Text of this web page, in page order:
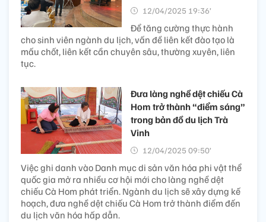
12/04/2025 19:36’
Để tăng cường thực hành
cho sinh viên ngành du lịch, vấn đề liên kết đào tạo là
mấu chốt, liên kết cần chuyên sâu, thường xuyên, liên
tục.
Đưa làng nghề dệt chiếu Cà
Hom trở thành “điểm sáng”
trong bản đồ du lịch Trà
Vinh
12/04/2025 09:50’
Việc ghi danh vào Danh mục di sản văn hóa phi vật thể
quốc gia mở ra nhiều cơ hội mới cho làng nghề dệt
chiếu Cà Hom phát triển. Ngành du lịch sẽ xây dựng kế
hoạch, đưa nghề dệt chiếu Cà Hom trở thành điểm đến
du lịch văn hóa hấp dẫn.